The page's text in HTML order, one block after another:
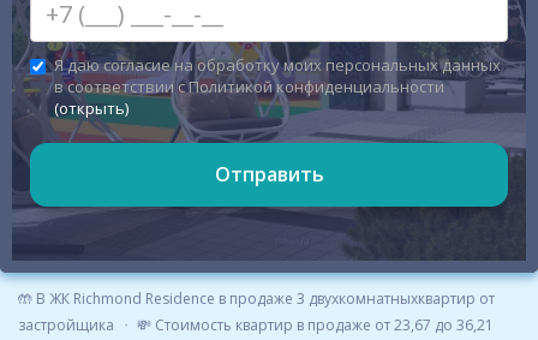
🤲 В ЖК Richmond Residence в продаже 3 двухкомнатныхквартир от
застройщика
💸 Стоимость квартир в продаже от 23,67 до 36,21
Я даю согласие на обработку моих персональных данных
в соответствии с Политикой конфиденциальности
(открыть)
Отправить